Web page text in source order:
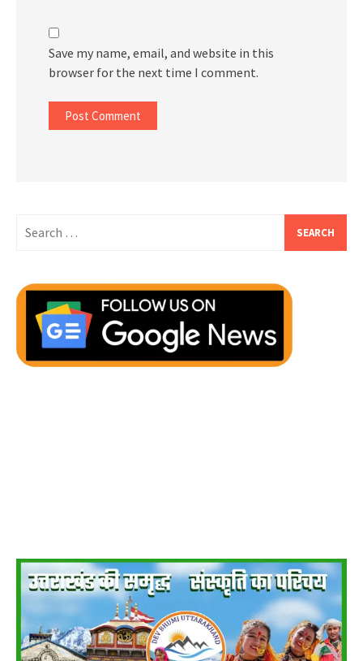
Save my name, email, and website in this
browser for the next time I comment.
for: